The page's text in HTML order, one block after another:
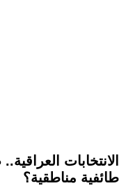
الانتخابات
طائفية مناطقية؟